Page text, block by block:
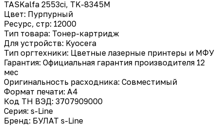
TASKalfa 2553ci, TK-8345M
Цвет: Пурпурный
Ресурс, стр: 12000
Тип товара: Тонер-картридж
Для устройств: Kyocera
Тип оргтехники: Цветные лазерные принтеры и МФУ
Гарантия: Официальная гарантия производителя 12
мес
Оригинальность расходника: Совместимый
Формат печати: A4
Код ТН ВЭД: 3707909000
Серия: s-Line
Бренд: БУЛАТ s-Line